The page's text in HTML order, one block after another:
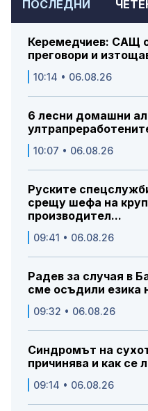
ПОСЛЕДНИ
Керемедчиев: САЩ
преговори и
10:14 • 06.08.26
6 лесни домашни
10:07 • 06.08.26
Руските
срещу шефа на
производител...
09:41 • 06.08.26
Радев за случая в
сме осъдили езика
09:32 • 06.08.26
Синдромът на
причинява и как се
09:14 • 06.08.26